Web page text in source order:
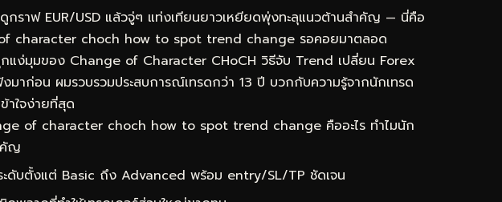
ราฟ EUR/USD แล้วจู่ๆ แท่งเทียนยาวเหยียดพุ่งทะลุแนวต้านสำคัญ — นี่คือ
of character choch how to spot trend change รอคอยมาตลอด
กแง่มุมของ Change of Character CHoCH วิธีจับ Trend เปลี่ยน Forex
งมาก่อน ผมรวบรวมประสบการณ์เทรดกว่า 13 ปี บวกกับความรู้จากนักเทรด
าใจง่ายที่สุด
of character choch how to spot trend change คืออะไร ทำไมนัก
คัญ
ดับตั้งแต่ Basic ถึง Advanced พร้อม entry/SL/TP ชัดเจน